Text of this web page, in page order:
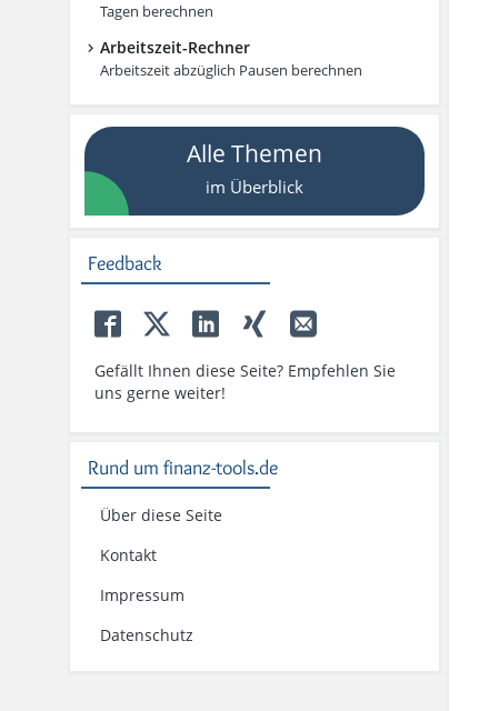
Tagen berechnen
Arbeitszeit-Rechner
Arbeitszeit abzüglich Pausen berechnen
Alle Themen
im Überblick
Feedback
Gefällt Ihnen diese Seite? Empfehlen Sie
uns gerne weiter!
Rund um finanz-tools.de
Über diese Seite
Kontakt
Impressum
Datenschutz